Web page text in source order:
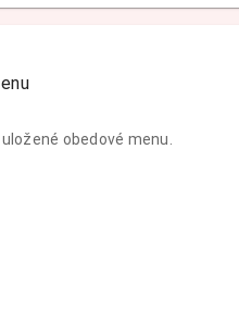
obedové menu.